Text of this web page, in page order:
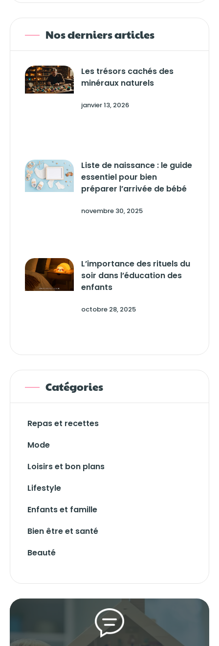
Nos derniers articles
Les trésors cachés des
minéraux naturels
janvier 13, 2026
Liste de naissance : le guide
essentiel pour bien
préparer l’arrivée de bébé
novembre 30, 2025
L’importance des rituels du
soir dans l’éducation des
enfants
octobre 28, 2025
Catégories
Repas et recettes
Mode
Loisirs et bon plans
Lifestyle
Enfants et famille
Bien être et santé
Beauté